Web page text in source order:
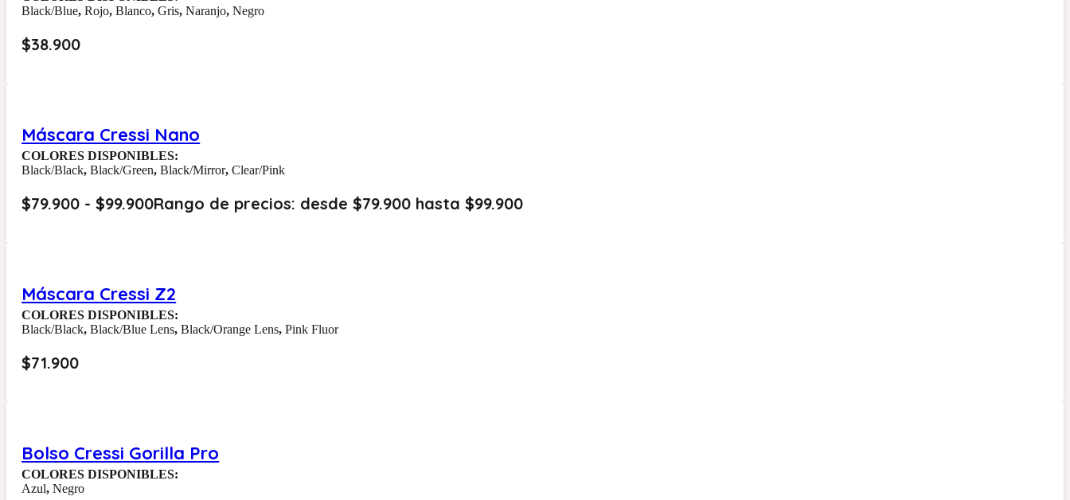
Black/Blue,Rojo,Blanco,Gris,Naranjo,Negro
$38.900
Máscara Cressi Nano
COLORES DISPONIBLES:
Black/Black,Black/Green,Black/Mirror,Clear/Pink
$79.900 - $99.900Rango de precios: desde $79.900 hasta $99.900
Máscara Cressi Z2
COLORES DISPONIBLES:
Black/Black,Black/Blue Lens,Black/Orange Lens,Pink Fluor
$71.900
Bolso Cressi Gorilla Pro
COLORES DISPONIBLES:
Azul,Negro